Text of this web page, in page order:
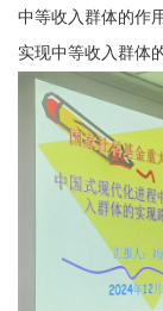
中等收入群体的作
实现中等收入群体